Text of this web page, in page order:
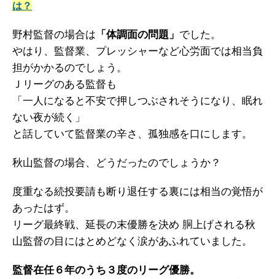
は？
野村監督の場合は 「体調面の問題」 でした。
やはり、監督業、プレッシャーなど心労面では相当負
担がかかるのでしょう。
Ｊリーグのある監督も
「一人になると不安で押しつぶされそうになり、眠れ
ない夜が続く」
と話していて監督業の辛さ、孤独感を口にします。
秋山監督の場合、どうだったのでしょうか？
度重なる続投要請も断り退任する裏には相当の覚悟が
あったはず。
リーグ最終戦、延長の末優勝を決め 胴上げされる秋
山監督の目にはとめどなく涙があふれていました。
監督在任６年のうち３度のリーグ優勝。